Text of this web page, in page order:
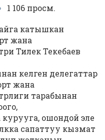
1 106 просм.
катышкан
жана
Тилек Текебаев
келген делегаттар
жана
тарабынан
ошондой эле
сапаттуу кызмат